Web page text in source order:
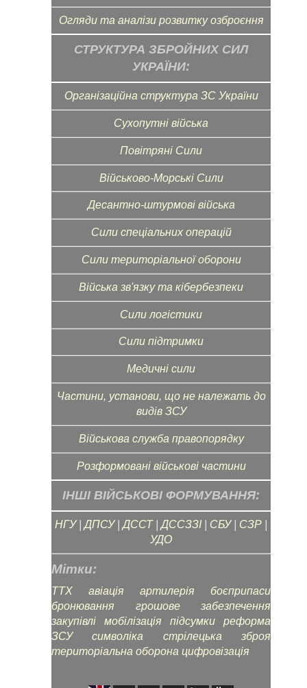
Огляди та аналізи розвитку озброєння
СТРУКТУРА ЗБРОЙНИХ СИЛ
УКРАЇНИ:
Організаційна структура ЗС України
Сухопутні війська
Повітряні Сили
Військово-Морські Сили
Десантно-штурмові війська
Сили спеціальних операцій
Сили територіальної оборони
Війська зв'язку та кібербезпеки
Сили логістики
Сили підтримки
Медичні сили
Частини, установи, що не належать до
видів ЗСУ
Військова служба правопорядку
Розформовані військові частини
ІНШІ ВІЙСЬКОВІ ФОРМУВАННЯ:
НГУ| ДПСУ| ДССТ| ДССЗЗІ СБУ| СЗР
УДО
Мітки:
ТТХ авіація артилерія
боєприпаси
бронювання
грошове забезпечення
закупівлі
мобілізація підсумки
реформа
ЗСУ
символіка
стрілецька зброя
територіальна оборона цифровізація